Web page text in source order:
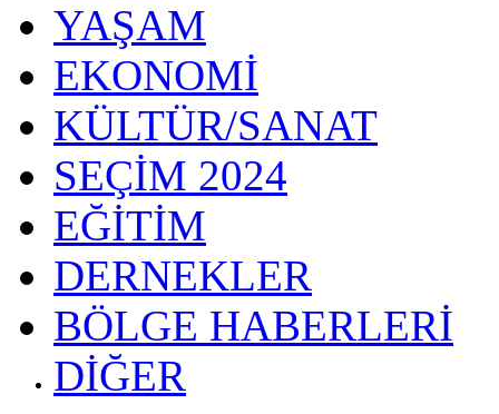
YAŞAM
EKONOMİ
KÜLTÜR/SANAT
SEÇİM 2024
EĞİTİM
DERNEKLER
BÖLGE HABERLERİ
DİĞER